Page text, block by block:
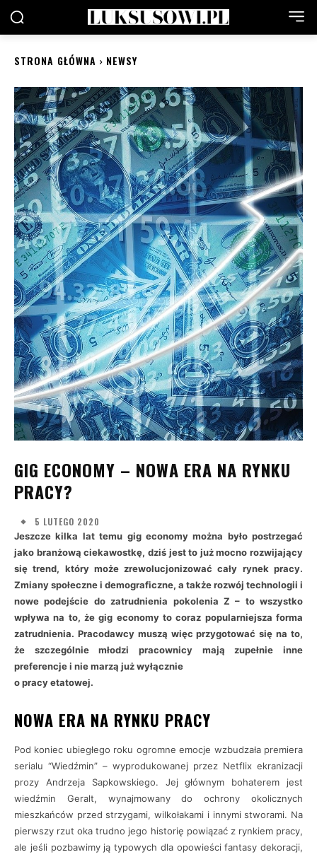
STRONA GŁÓWNA NEWSY
GIG ECONOMY – NOWA ERA NA RYNKU
PRACY?
5 LUTEGO 2020
Jeszcze kilka lat temu gig economy można było postrzegać
jako branżową ciekawostkę, dziś jest to już mocno rozwijający
się trend, który może zrewolucjonizować cały rynek pracy.
Zmiany społeczne i demograficzne, a także rozwój technologii i
nowe podejście do zatrudnienia pokolenia Z – to wszystko
wpływa na to, że gig economy to coraz popularniejsza forma
zatrudnienia. Pracodawcy muszą więc przygotować się na to,
że szczególnie młodzi pracownicy mają zupełnie inne
preferencje i nie marzą już wyłącznie
o pracy etatowej.
NOWA ERA NA RYNKU PRACY
Pod koniec ubiegłego roku ogromne emocje wzbudzała premiera
serialu “Wiedźmin” – wyprodukowanej przez Netflix ekranizacji
prozy Andrzeja Sapkowskiego. Jej głównym bohaterem jest
wiedźmin Geralt, wynajmowany do ochrony okolicznych
mieszkańców przed strzygami, wilkołakami i innymi stworami. Na
pierwszy rzut oka trudno jego historię powiązać z rynkiem pracy,
ale jeśli pozbawimy ją typowych dla opowieści fantasy dekoracji,